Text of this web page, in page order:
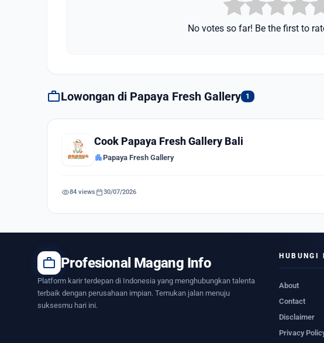
No votes so far! Be the first to
workLowongan di Papaya Fresh Gallery 1
Cook Papaya Fresh Gallery Bali
apartmentPapaya Fresh Gallery
visibility84 views calendar_today30/07/2026
work Profesional Magang Info
Platform karir terdepan di Indonesia yang menghubungkan talenta
terbaik dengan perusahaan impian. Temukan jalan menuju
suksesmu hari ini.
HUBUNGI
About
Contact
Disclaimer
Privacy